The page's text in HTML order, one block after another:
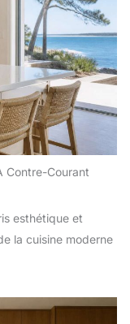
Contre-Courant
esthétique et
la cuisine moderne